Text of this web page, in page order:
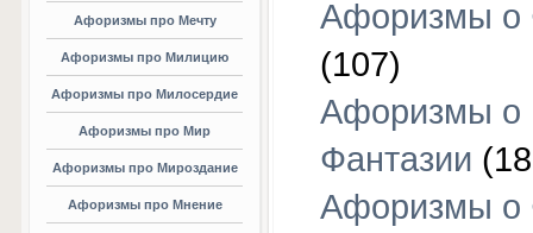
Афоризмы про Мечту
Афоризмы про Милицию
Афоризмы про Милосердие
Афоризмы про Мир
Афоризмы про Мироздание
Афоризмы про Мнение
Афоризмы о
(107)
Афоризмы о
Фантазии
Афоризмы о